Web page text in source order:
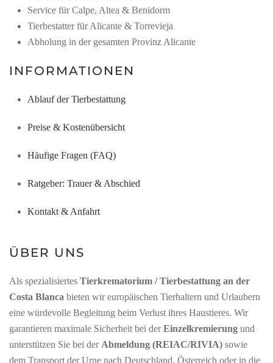
Service für Calpe, Altea & Benidorm
Tierbestatter für Alicante & Torrevieja
Abholung in der gesamten Provinz Alicante
INFORMATIONEN
Ablauf der Tierbestattung
Preise & Kostenübersicht
Häufige Fragen (FAQ)
Ratgeber: Trauer & Abschied
Kontakt & Anfahrt
ÜBER UNS
Als spezialisiertes Tierkrematorium / Tierbestattung an der
Costa Blanca bieten wir europäischen Tierhaltern und Urlaubern
eine würdevolle Begleitung beim Verlust ihres Haustieres. Wir
garantieren maximale Sicherheit bei derEinzelkremierung und
unterstützen Sie bei der Abmeldung (REIAC/RIVIA) sowie
dem Transport der Urne nach Deutschland, Österreich oder in die